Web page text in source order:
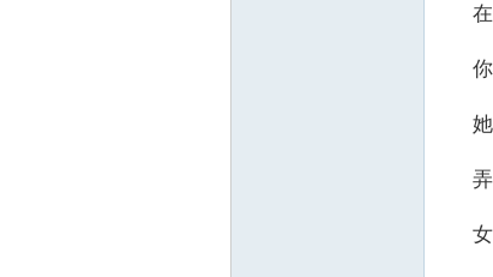
在
你
她
弄
女